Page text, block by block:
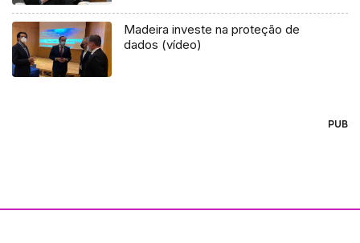
Madeira investe na proteção de
dados (vídeo)
PUB